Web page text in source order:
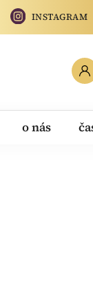
INSTAGRAM
o nás